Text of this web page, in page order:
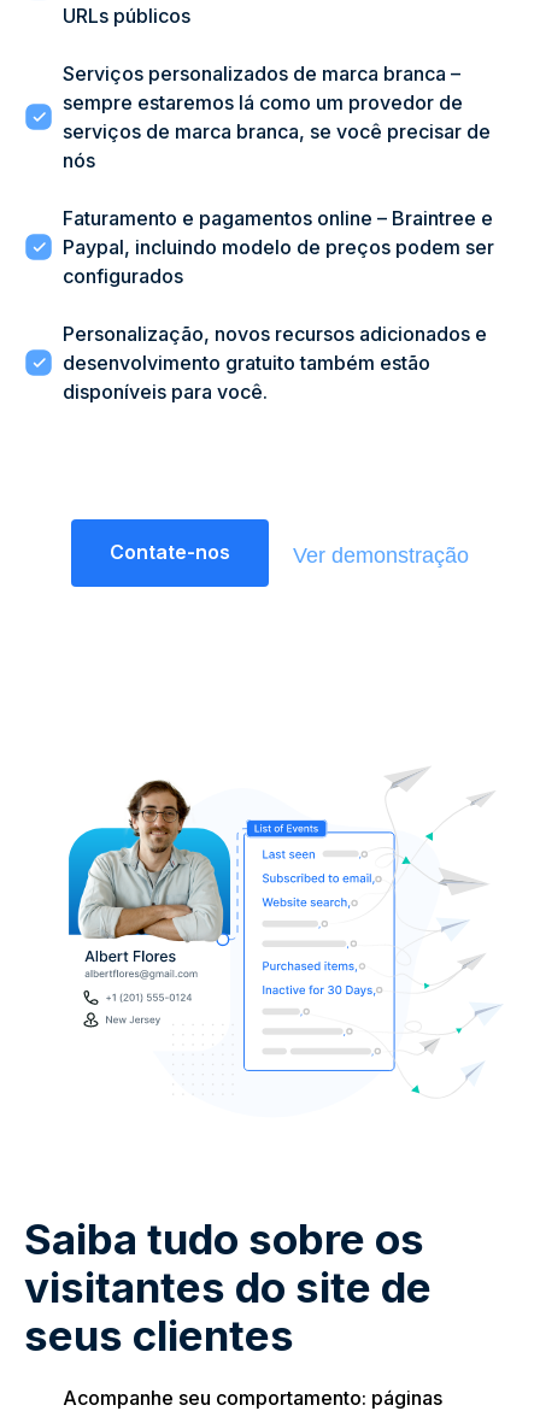
URLs públicos
Serviços personalizados de marca branca –
sempre estaremos lá como um provedor de
serviços de marca branca, se você precisar de
nós
Faturamento e pagamentos online – Braintree e
Paypal, incluindo modelo de preços podem ser
configurados
Personalização, novos recursos adicionados e
desenvolvimento gratuito também estão
disponíveis para você.
Contate-nos Ver demonstração
Saiba tudo sobre os
visitantes do site de
seus clientes
Acompanhe seu comportamento: páginas